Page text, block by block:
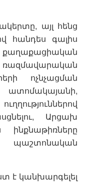
այլ հենց
հանդես գալիս
ոչնչացման
ատոմակայանի,
Արցախ
պաշտոնական
է կանխարգելել